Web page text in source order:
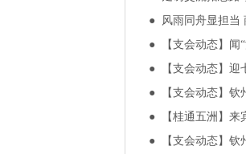
●
风雨同舟显担
●
【支会动态】闻
●
【支会动态】
●
【支会动态】
●
【桂通五洲】来
●
【支会动态】钦